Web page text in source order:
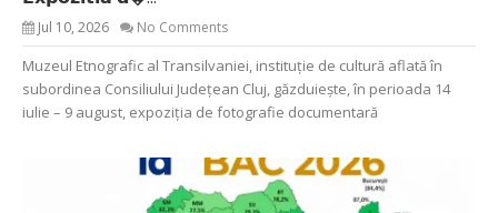
Jul 10, 2026 No Comments
Muzeul Etnografic al Transilvaniei, instituție de cultură aflată în
subordinea Consiliului Județean Cluj, găzduiește, în perioada 14
iulie – 9 august, expoziția de fotografie documentară